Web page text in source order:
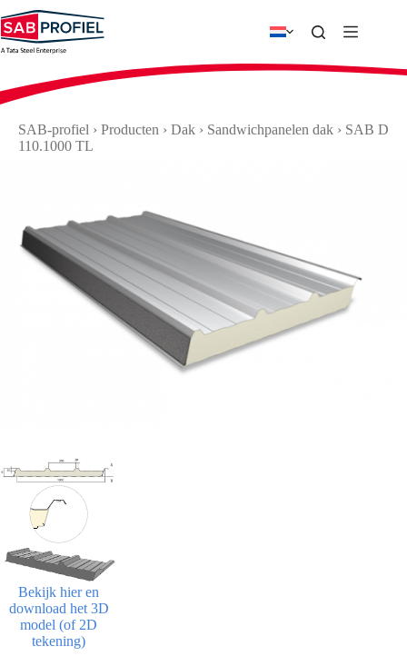
naar
de
inhoud
SAB-profiel › Producten › Dak › Sandwichpanelen dak › SAB D
110.1000 TL
Bekijk hier en
download het 3D
model (of 2D
tekening)